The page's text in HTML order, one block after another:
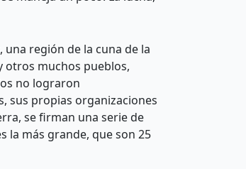
región de la cuna de la
otros muchos pueblos,
no lograron
sus propias organizaciones
se firman una serie de
la más grande, que son 25